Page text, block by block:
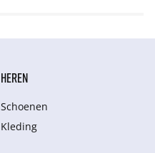
HEREN
Schoenen
Kleding